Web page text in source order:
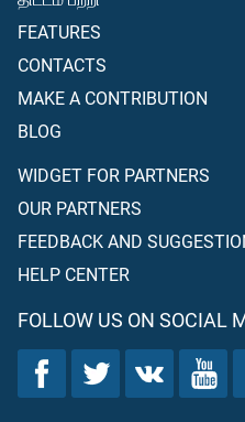
FEATURES
CONTACTS
MAKE A CONTRIBUTION
BLOG
WIDGET FOR PARTNERS
OUR PARTNERS
FEEDBACK AND
HELP CENTER
FOLLOW US ON SOCIAL